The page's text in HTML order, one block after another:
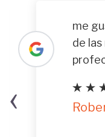
me
de las
‹